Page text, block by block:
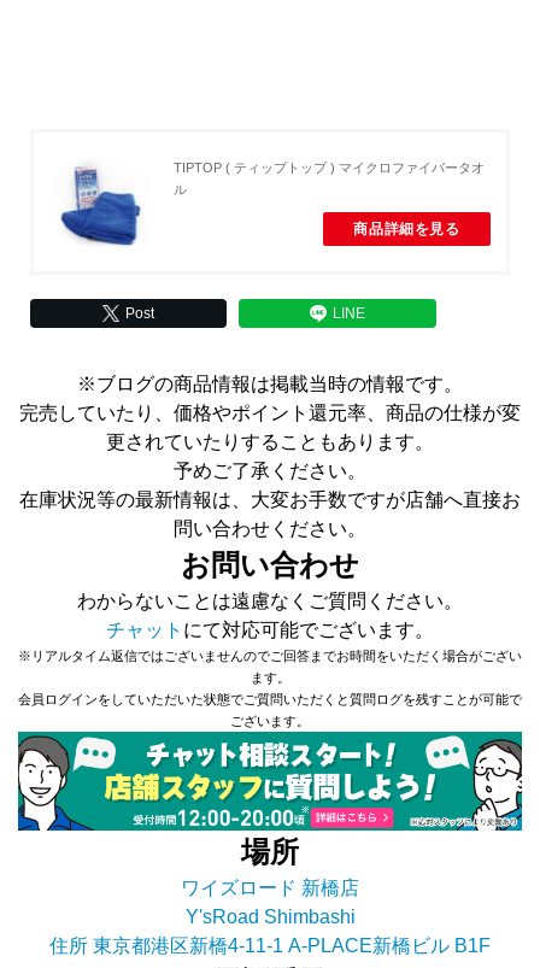
TIPTOP ( ティップトップ ) マイクロファイバータオ
ル
商品詳細を見る
Post LINE
※ブログの商品情報は掲載当時の情報です。
完売していたり、価格やポイント還元率、商品の仕様が変
更されていたりすることもあります。
予めご了承ください。
在庫状況等の最新情報は、大変お手数ですが店舗へ直接お
問い合わせください。
お問い合わせ
わからないことは遠慮なくご質問ください。
チャット にて対応可能でございます。
※リアルタイム返信ではございませんのでご回答までお時間をいただく場合がござい
ます。
会員ログインをしていただいた状態でご質問いただくと質問ログを残すことが可能で
ございます。
場所
ワイズロード 新橋店
Y'sRoad Shimbashi
住所 東京都港区新橋4-11-1 A-PLACE新橋ビル B1F